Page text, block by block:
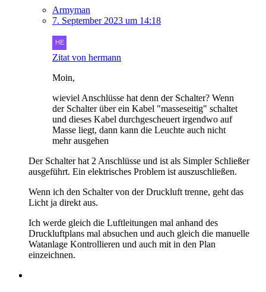
Armyman
7. September 2023 um 14:18
Zitat von hermann
Moin,
wieviel Anschlüsse hat denn der Schalter? Wenn
der Schalter über ein Kabel "masseseitig" schaltet
und dieses Kabel durchgescheuert irgendwo auf
Masse liegt, dann kann die Leuchte auch nicht
mehr ausgehen
Der Schalter hat 2 Anschlüsse und ist als Simpler Schließer
ausgeführt. Ein elektrisches Problem ist auszuschließen.
Wenn ich den Schalter von der Druckluft trenne, geht das
Licht ja direkt aus.
Ich werde gleich die Luftleitungen mal anhand des
Druckluftplans mal absuchen und auch gleich die manuelle
Watanlage Kontrollieren und auch mit in den Plan
einzeichnen.